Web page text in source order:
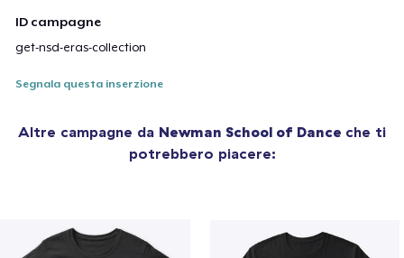
ID campagne
get-nsd-eras-collection
Segnala questa inserzione
Altre campagne da Newman School of Dance che ti
potrebbero piacere: